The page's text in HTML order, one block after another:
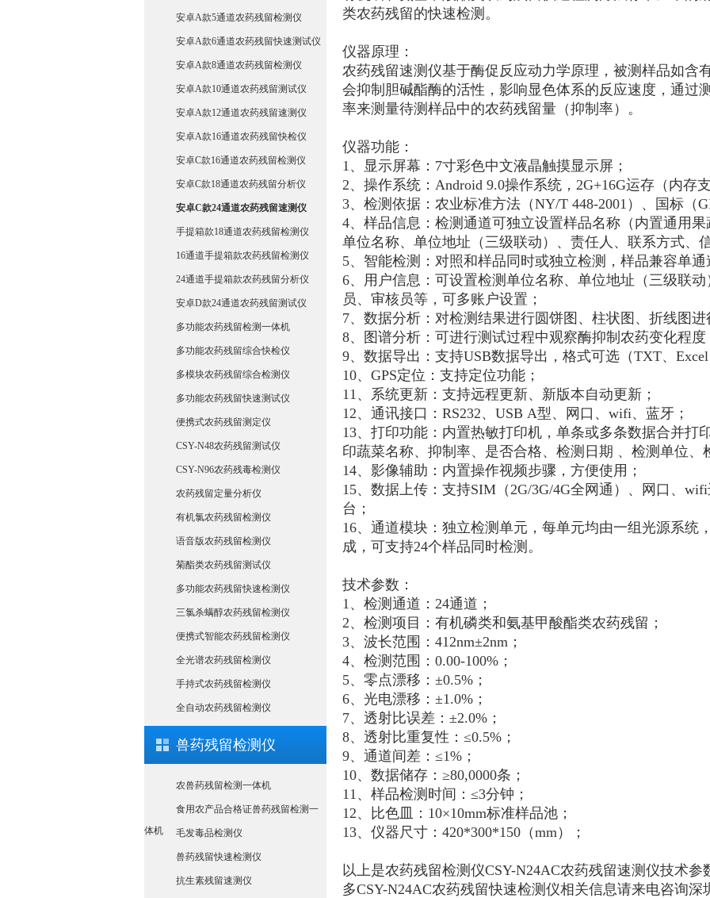
安卓A款5通道农药残留检测仪
安卓A款6通道农药残留快速测试仪
安卓A款8通道农药残留检测仪
安卓A款10通道农药残留测试仪
安卓A款12通道农药残留速测仪
安卓A款16通道农药残留快检仪
安卓C款16通道农药残留检测仪
安卓C款18通道农药残留分析仪
安卓C款24通道农药残留速测仪
手提箱款18通道农药残留检测仪
16通道手提箱款农药残留检测仪
24通道手提箱款农药残留分析仪
安卓D款24通道农药残留测试仪
多功能农药残留检测一体机
多功能农药残留综合快检仪
多模块农药残留综合检测仪
多功能农药残留快速测试仪
便携式农药残留测定仪
CSY-N48农药残留测试仪
CSY-N96农药残毒检测仪
农药残留定量分析仪
有机氯农药残留检测仪
语音版农药残留检测仪
菊酯类农药残留测试仪
多功能农药残留快速检测仪
三氯杀螨醇农药残留检测仪
便携式智能农药残留检测仪
全光谱农药残留检测仪
手持式农药残留检测仪
全自动农药残留检测仪
兽药残留检测仪
农兽药残留检测一体机
食用农产品合格证兽药残留检测一
体机 毛发毒品检测仪
兽药残留快速检测仪
抗生素残留速测仪
类农药残留的快速检测。
仪器原理：
农药残留速测仪基于酶促反应动力学原理，被测样品如含
会抑制胆碱酯酶的活性，影响显色体系的反应速度，通过
率来测量待测样品中的农药残留量（抑制率）。
仪器功能：
1、显示屏幕：7寸彩色中文液晶触摸显示屏；
2、操作系统：Android 9.0操作系统，2G+16G运存（内存
3、检测依据：农业标准方法（NY/T 448-2001）、国标（
4、样品信息：检测通道可独立设置样品名称（内置通用
单位名称、单位地址（三级联动）、责任人、联系方式、
5、智能检测：对照和样品同时或独立检测，样品兼容单
6、用户信息：可设置检测单位名称、单位地址（三级联
员、审核员等，可多账户设置；
7、数据分析：对检测结果进行圆饼图、柱状图、折线图
8、图谱分析：可进行测试过程中观察酶抑制农药变化程度
9、数据导出：支持USB数据导出，格式可选（TXT、
10、GPS定位：支持定位功能；
11、系统更新：支持远程更新、新版本自动更新；
12、通讯接口：RS232、USB A型、网口、wifi、蓝牙；
13、打印功能：内置热敏打印机，单条或多条数据合并打
印蔬菜名称、抑制率、是否合格、检测日期 、检测单位
14、影像辅助：内置操作视频步骤，方便使用；
15、数据上传：支持SIM（2G/3G/4G全网通）、网口、
台；
16、通道模块：独立检测单元，每单元均由一组光源系统
成，可支持24个样品同时检测。
技术参数：
1、检测通道：24通道；
2、检测项目：有机磷类和氨基甲酸酯类农药残留；
3、波长范围：412nm±2nm；
4、检测范围：0.00-100%；
5、零点漂移：±0.5%；
6、光电漂移：±1.0%；
7、透射比误差：±2.0%；
8、透射比重复性：≤0.5%；
9、通道间差：≤1%；
10、数据储存：≥80,0000条；
11、样品检测时间：≤3分钟；
12、比色皿：10×10mm标准样品池；
13、仪器尺寸： 420*300*150 （mm）；
以上是农药残留检测仪CSY-N24AC农药残留速测仪技术
多CSY-N24AC农药残留快速检测仪相关信息请来电咨询